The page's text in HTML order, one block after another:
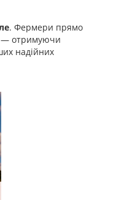
. Фермери прямо
— отримуючи
надійних